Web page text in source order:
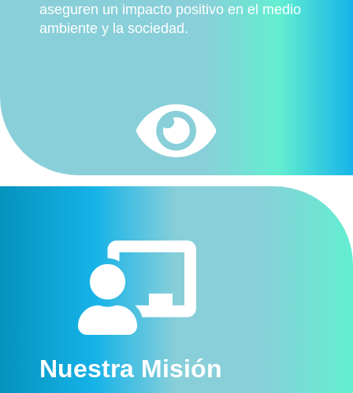
aseguren un impacto positivo en el medio
ambiente y la sociedad.


Nuestra Misión